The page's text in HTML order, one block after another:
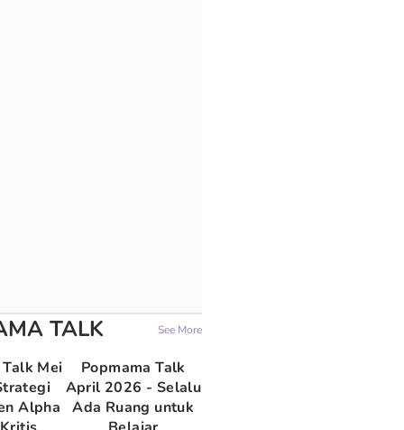
TALK See More
Mei
Alpha
Popmama Talk
April 2026 - Selalu
Ada Ruang untuk